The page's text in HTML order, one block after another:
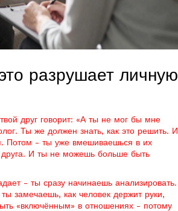
разрушает личную
друг говорит: «А ты не мог бы мне
Ты же должен знать, как это решить. И
Потом - ты уже вмешиваешься в их
И ты не можешь больше быть
- ты сразу начинаешь анализировать.
замечаешь, как человек держит руки,
«включённым» в отношениях - потому